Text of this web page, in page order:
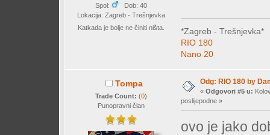
Spol:
Dob: 40
Lokacija: Zagreb - Trešnjevka
Katkada je bolje ne činiti ništa.
*Zagreb - Trešnjevka*
RIO 180
Nano 20
Tompa
Trade Count: (0)
Punopravni član
Odg: RIO 180 by
« Odgovori #5 u:
poslijepodne »
ovo je jako